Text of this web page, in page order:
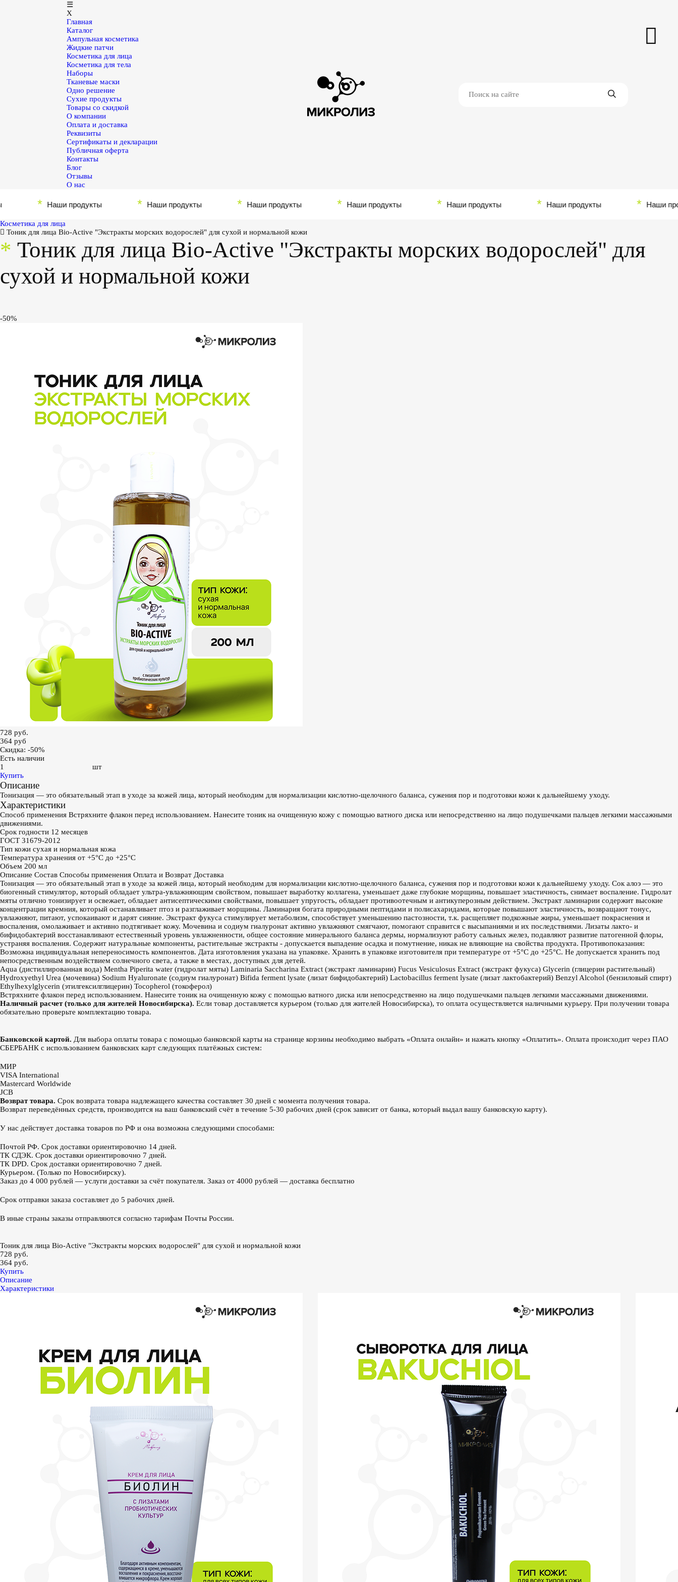
☰
X
Главная
Каталог
Ампульная косметика
Жидкие патчи
Косметика для лица
Косметика для тела
Наборы
Тканевые маски
Одно решение
Сухие продукты
Товары со скидкой
О компании
Оплата и доставка
Реквизиты
Сертификаты и декларации
Публичная оферта
Контакты
Блог
Отзывы
О нас
Наши продукты Наши продукты Наши продукты Наши продукты Наши продукты Наши продукты Наши
Косметика для лица
Тоник для лица Bio-Active "Экстракты морских водорослей" для сухой и нормальной кожи
* Тоник для лица Bio-Active "Экстракты морских водорослей" для
сухой и нормальной кожи
-50%
728 руб.
364 руб
Скидка: -50%
Есть наличии
шт
Купить
Описание
Тонизация — это обязательный этап в уходе за кожей лица, который необходим для нормализации кислотно-щелочного баланса, сужения пор и подготовки кожи к дальнейшему уходу.
Характеристики
Способ применения Встряхните флакон перед использованием. Нанесите тоник на очищенную кожу с помощью ватного диска или непосредственно на лицо подушечками пальцев легкими массажными
движениями.
Срок годности 12 месяцев
ГОСТ 31679-2012
Тип кожи сухая и нормальная кожа
Температура хранения от +5°С до +25°С
Объем 200 мл
Описание Состав Способы применения Оплата и Возврат Доставка
Тонизация — это обязательный этап в уходе за кожей лица, который необходим для нормализации кислотно-щелочного баланса, сужения пор и подготовки кожи к дальнейшему уходу. Сок алоэ — это
биогенный стимулятор, который обладает ультра-увлажняющим свойством, повышает выработку коллагена, уменьшает даже глубокие морщины, повышает эластичность, снимает воспаление. Гидролат
мяты отлично тонизирует и освежает, обладает антисептическими свойствами, повышает упругость, обладает противоотечным и антикуперозным действием. Экстракт ламинарии содержит высокие
концентрации кремния, который останавливает птоз и разглаживает морщины. Ламинария богата природными пептидами и полисахаридами, которые повышают эластичность, возвращают тонус,
увлажняют, питают, успокаивают и дарят сияние. Экстракт фукуса стимулирует метаболизм, способствует уменьшению пастозности, т.к. расщепляет подкожные жиры, уменьшает покраснения и
воспаления, омолаживает и активно подтягивает кожу. Мочевина и содиум гиалуронат активно увлажняют смягчают, помогают справится с высыпаниями и их последствиями. Лизаты лакто- и
бифидобактерий восстанавливают естественный уровень увлажненности, общее состояние минерального баланса дермы, нормализуют работу сальных желез, подавляют развитие патогенной флоры,
устраняя воспаления. Содержит натуральные компоненты, растительные экстракты - допускается выпадение осадка и помутнение, никак не влияющие на свойства продукта. Противопоказания:
Возможна индивидуальная непереносимость компонентов. Дата изготовления указана на упаковке. Хранить в упаковке изготовителя при температуре от +5°С до +25°С. Не допускается хранить под
непосредственным воздействием солнечного света, а также в местах, доступных для детей.
Aqua (дистиллированная вода) Mentha Piperita water (гидролат мяты) Laminaria Saccharina Extract (экстракт ламинарии) Fucus Vesiculosus Extract (экстракт фукуса) Glycerin (глицерин растительный)
Hydroxyethyl Urea (мочевина) Sodium Hyaluronate (содиум гиалуронат) Bifida ferment lysate (лизат бифидобактерий) Lactobacillus ferment lysate (лизат лактобактерий) Benzyl Alcohol (бензиловый спирт)
Ethylhexylglycerin (этилгексилглицерин) Tocopherol (токоферол)
Встряхните флакон перед использованием. Нанесите тоник на очищенную кожу с помощью ватного диска или непосредственно на лицо подушечками пальцев легкими массажными движениями.
Наличный расчет (только для жителей Новосибирска). Если товар доставляется курьером (только для жителей Новосибирска), то оплата осуществляется наличными курьеру. При получении товара
обязательно проверьте комплектацию товара.
Банковской картой. Для выбора оплаты товара с помощью банковской карты на странице корзины необходимо выбрать «Оплата онлайн» и нажать кнопку «Оплатить». Оплата происходит через ПАО
СБЕРБАНК с использованием банковских карт следующих платёжных систем:
МИР
VISA International
Mastercard Worldwide
JCB
Возврат товара. Срок возврата товара надлежащего качества составляет 30 дней с момента получения товара.
Возврат переведённых средств, производится на ваш банковский счёт в течение 5-30 рабочих дней (срок зависит от банка, который выдал вашу банковскую карту).
У нас действует доставка товаров по РФ и она возможна следующими способами:
Почтой РФ. Срок доставки ориентировочно 14 дней.
ТК СДЭК. Срок доставки ориентировочно 7 дней.
ТК DPD. Срок доставки ориентировочно 7 дней.
Курьером. (Только по Новосибирску).
Заказ до 4 000 рублей — услуги доставки за счёт покупателя. Заказ от 4000 рублей — доставка бесплатно
Срок отправки заказа составляет до 5 рабочих дней.
В иные страны заказы отправляются согласно тарифам Почты России.
Тоник для лица Bio-Active "Экстракты морских водорослей" для сухой и нормальной кожи
728 руб.
364 руб.
Купить
Описание
Характеристики